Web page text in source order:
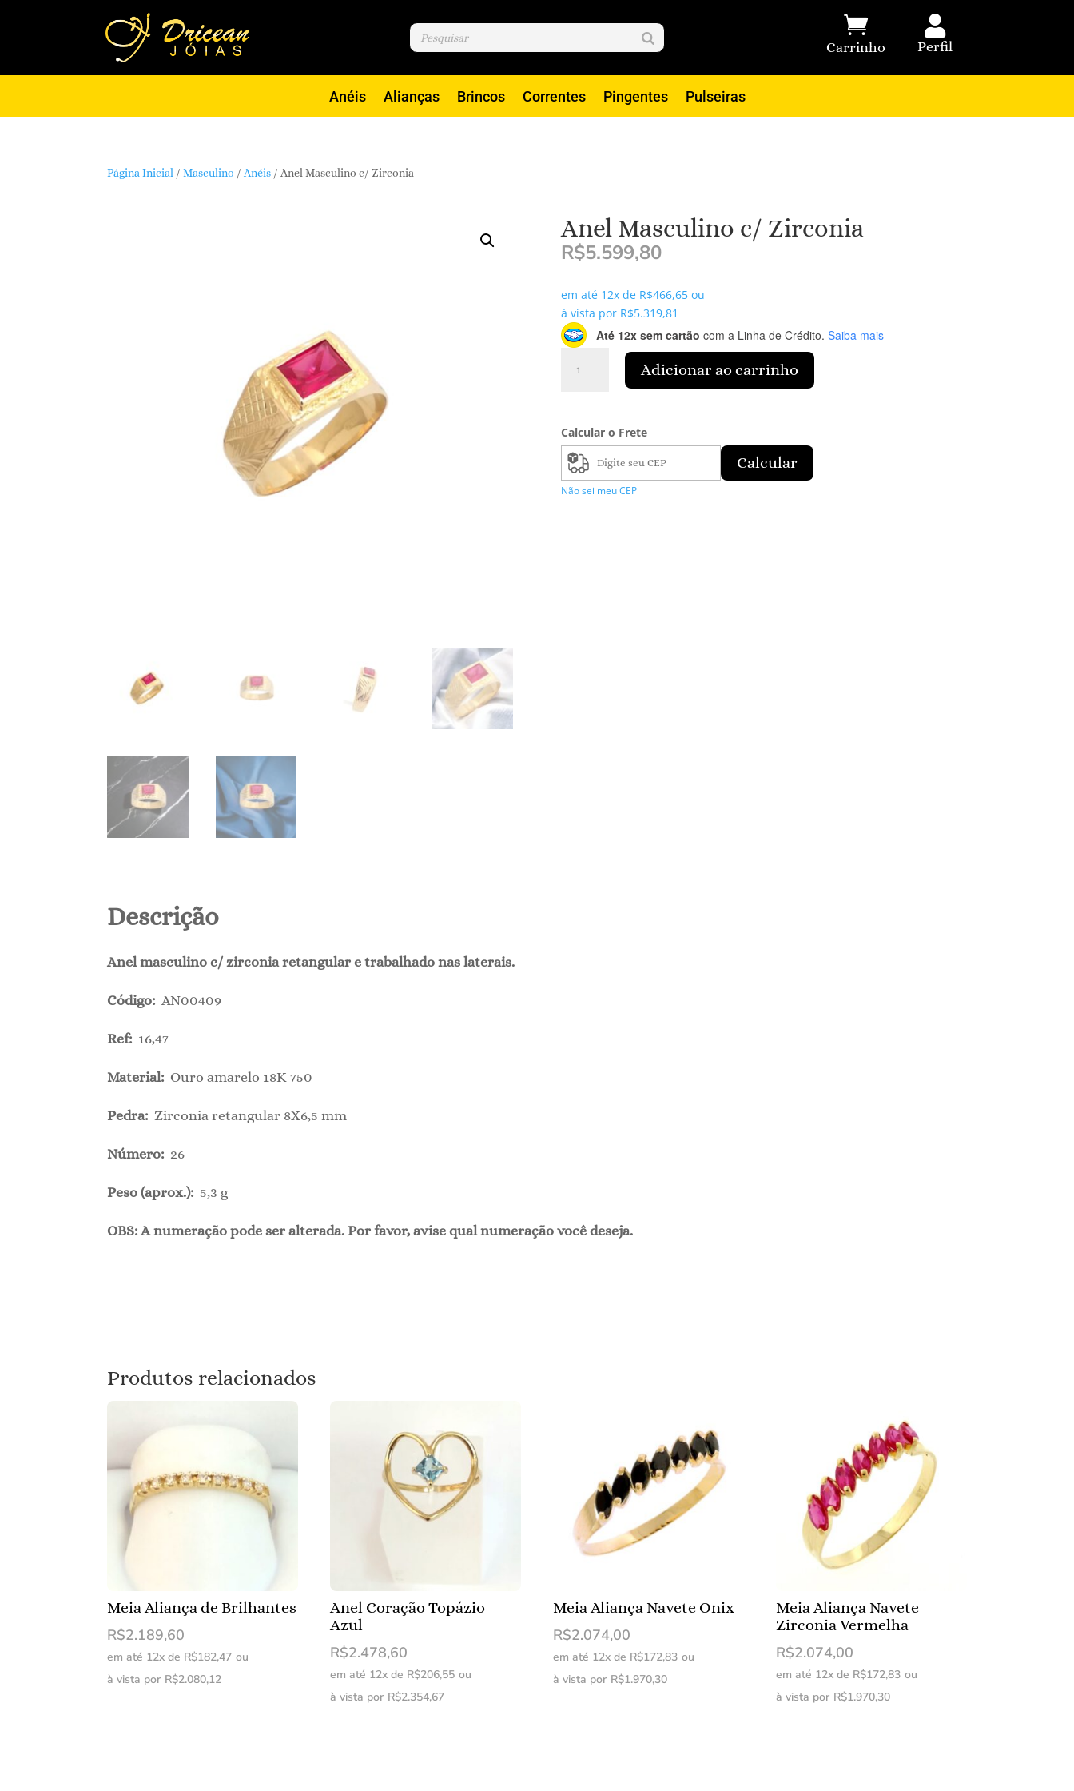

Carrinho

Perfil
Anéis Alianças Brincos Correntes Pingentes Pulseiras
Página Inicial /Masculino / Anéis / Anel Masculino c/ Zirconia
Anel Masculino c/ Zirconia
R$5.599,80
em até 12x de R$466,65 ou
à vista por R$5.319,81
Até 12x sem cartão com a Linha de Crédito. Saiba mais
Masculino
quantidade
Adicionar ao carrinho
Calcular o Frete
Calcular
Não sei meu CEP
Descrição
Anel masculino c/ zirconia retangular e trabalhado nas laterais.
Código: AN00409
Ref: 16,47
Material: Ouro amarelo 18K 750
Pedra: Zirconia retangular 8X6,5 mm
Número: 26
Peso (aprox.):5,3 g
OBS: A numeração pode ser alterada. Por favor, avise qual numeração você deseja.
Produtos relacionados
Meia Aliança de Brilhantes
R$2.189,60
em até 12x de R$182,47 ou
à vista por R$2.080,12
Anel Coração Topázio
Azul
R$2.478,60
em até 12x de R$206,55 ou
à vista por R$2.354,67
Meia Aliança Navete Onix
R$2.074,00
em até 12x de R$172,83 ou
à vista por R$1.970,30
Meia Aliança Navete
Zirconia Vermelha
R$2.074,00
em até 12x de R$172,83 ou
à vista por R$1.970,30